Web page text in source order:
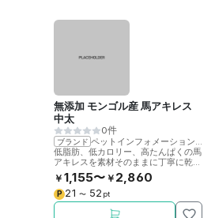
無添加 モンゴル産 馬アキレス
中太
0件
ブランド
低脂肪、低カロリー、高たんぱくの馬
アキレスを素材そのままに丁寧に乾燥
させました。噛むことで歯の健康をサ
ポート。
￥ 1,155〜 ￥ 2,860
P 21 〜 52 pt